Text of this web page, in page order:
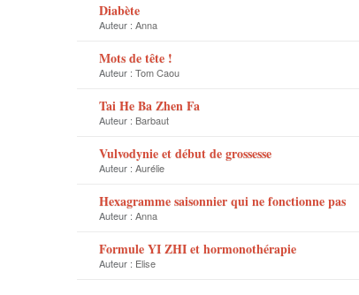
Diabète
Auteur : Anna
Mots de tête !
Auteur : Tom Caou
Tai He Ba Zhen Fa
Auteur : Barbaut
Vulvodynie et début de grossesse
Auteur : Aurélie
Hexagramme saisonnier qui ne fonctionne pas
Auteur : Anna
Formule YI ZHI et hormonothérapie
Auteur : Elise